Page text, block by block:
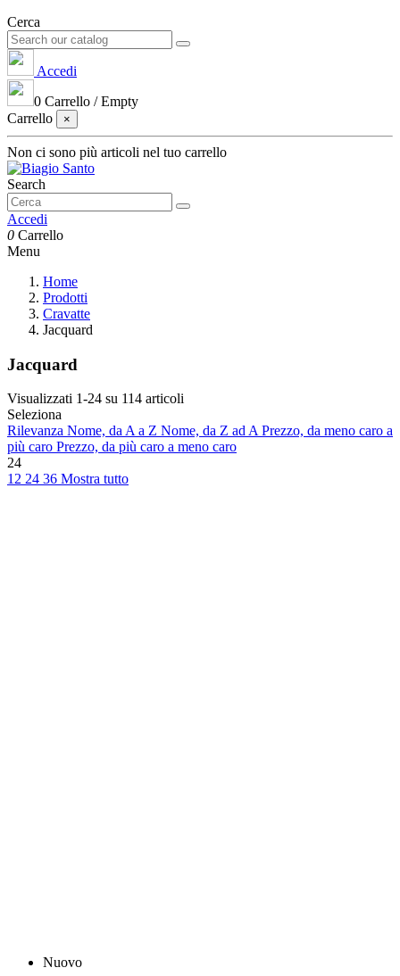
Cerca
Accedi
0 Carrello /Empty
Carrello
×
Non ci sono più articoli nel tuo carrello
Search
Accedi
0 Carrello
Menu
Home
Prodotti
Cravatte
Jacquard
Jacquard
Visualizzati 1-24 su 114 articoli
Seleziona
Rilevanza Nome, da A a Z Nome, da Z ad APrezzo, da meno caro a
più caro Prezzo, da più caro a meno caro
24
12 24 36 Mostra tutto
Nuovo